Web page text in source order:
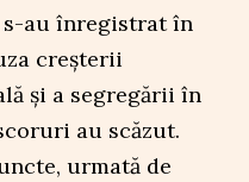
au înregistrat în
creșterii
și a segregării în
au scăzut.
urmată de